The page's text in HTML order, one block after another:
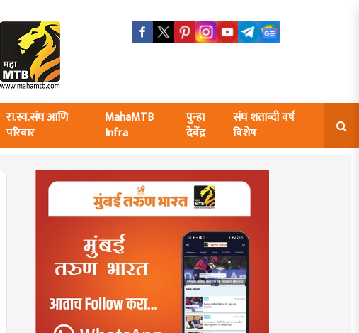
रा.स्व.संघ आणि
परिवार
MahaMTB
Infra
पुन्हा
देवेंद्र
संघ शताब्दी वर्ष
विशेष